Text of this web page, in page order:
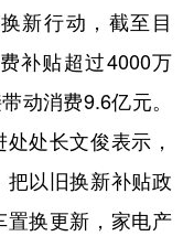
新行动，截至目
补贴超过4000万
动消费9.6亿元。
处长文俊表示，
把以旧换新补贴政
置换更新，家电产